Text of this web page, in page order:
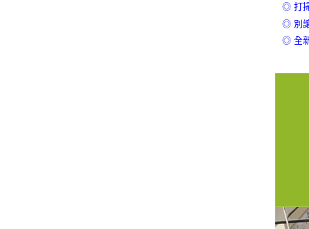
◎ 打
◎ 別
◎ 全